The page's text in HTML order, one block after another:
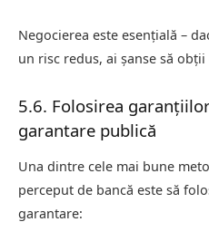
Negocierea este esențială –
un risc redus, ai șanse să
5.6. Folosirea
garantare publică
Una dintre cele mai bune
perceput de bancă este să
garantare: